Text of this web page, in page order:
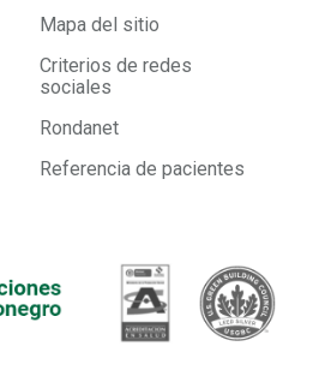
Mapa del sitio
Criterios de redes
sociales
Rondanet
Referencia de pacientes